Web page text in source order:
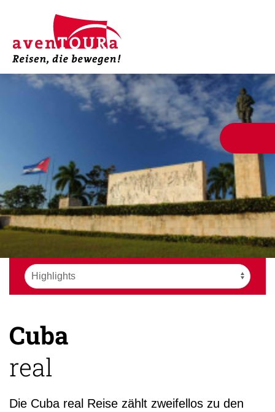
Cuba
real
Die Cuba real Reise zählt zweifellos zu den